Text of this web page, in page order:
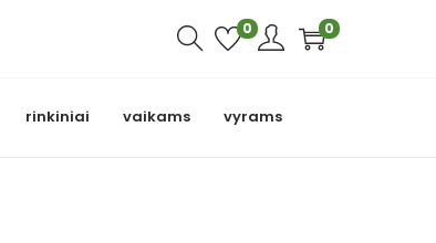
0 0
rinkiniai vaikams vyrams